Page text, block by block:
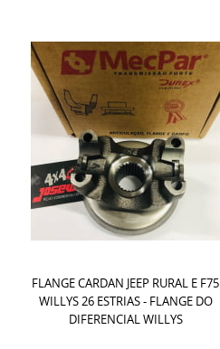
FLANGE CARDAN JEEP RURAL E F75
WILLYS 26 ESTRIAS - FLANGE DO
DIFERENCIAL WILLYS